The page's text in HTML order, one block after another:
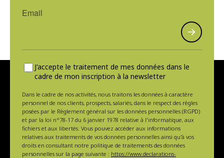
J'accepte le traitement de mes données dans le
cadre de mon inscription à la newsletter
Dans le cadre de nos activités, nous traitons les données à caractère
personnel de nos clients, prospects, salariés, dans le respect des règles
posées par le Règlement général sur les données personnelles (RGPD)
et par la loi n°78-17 du 6 janvier 1978 relative à l'informatique, aux
fichiers et aux libertés. Vous pouvez accéder aux informations
relatives aux traitements de vos données personnelles ainsi qu'à vos
droits en consultant notre politique de traitements des données
personnelles sur la page suivante : https://www.declarations-